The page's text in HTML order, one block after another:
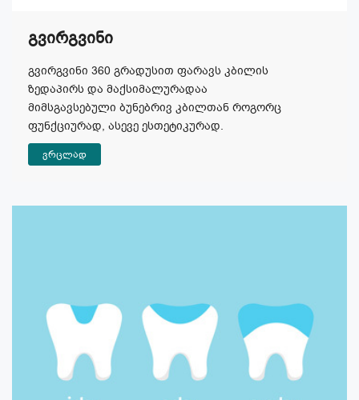
Გვირგვინი
გვირგვინი 360 გრადუსით ფარავს კბილის
ზედაპირს და მაქსიმალურადაა
მიმსგავსებული ბუნებრივ კბილთან როგორც
ფუნქციურად, ასევე ესთეტიკურად.
ვრცლად